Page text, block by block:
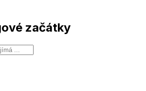
začátky